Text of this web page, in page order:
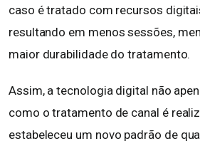
caso é tratado com recursos
resultando em menos sessões,
maior durabilidade do tratamento.
Assim, a tecnologia digital não
como o tratamento de canal é
estabeleceu um novo padrão de